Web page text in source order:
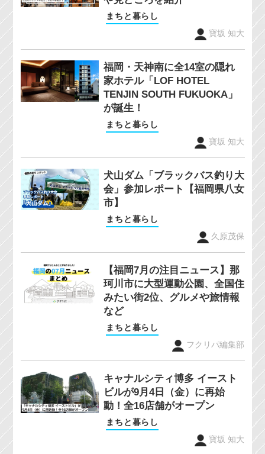
まちと暮らし
寶坂 知大
福岡・天神南に全14室の隠れ
家ホテル「LOF HOTEL
TENJIN SOUTH FUKUOKA」
が誕生！
まちと暮らし
寶坂 知大
犬山ダム「ブラックバス釣り大
会」参加レポート【福岡県八女
市】
まちと暮らし
久原茂保
【福岡7月の注目ニュース】那
珂川市に大型運動公園、全国住
みたい街2位、グルメや旅情報
など
まちと暮らし
フクリパ編集部
キャナルシティ博多 イースト
ビルが9月4日（金）に再始
動！全16店舗がオープン
まちと暮らし
寶坂 知大